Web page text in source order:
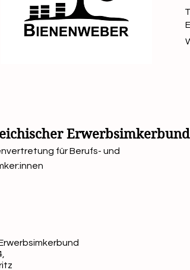
Erwerbsimkerbund
für Berufs- und